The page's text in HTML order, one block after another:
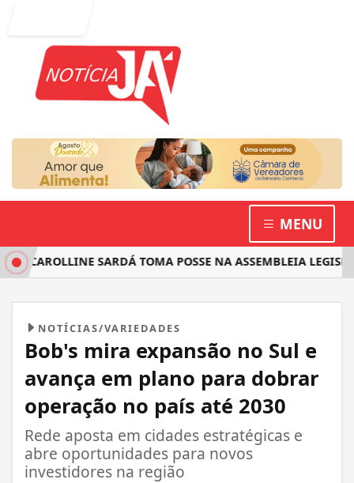
MENU
SARDÁ TOMA POSSE NA ASSEMBLEIA
NOTÍCIAS/VARIEDADES
Bob's mira expansão no Sul e
avança em plano para dobrar
operação no país até 2030
Rede aposta em cidades estratégicas e
abre oportunidades para novos
investidores na região